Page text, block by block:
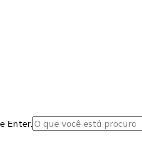
Enter.